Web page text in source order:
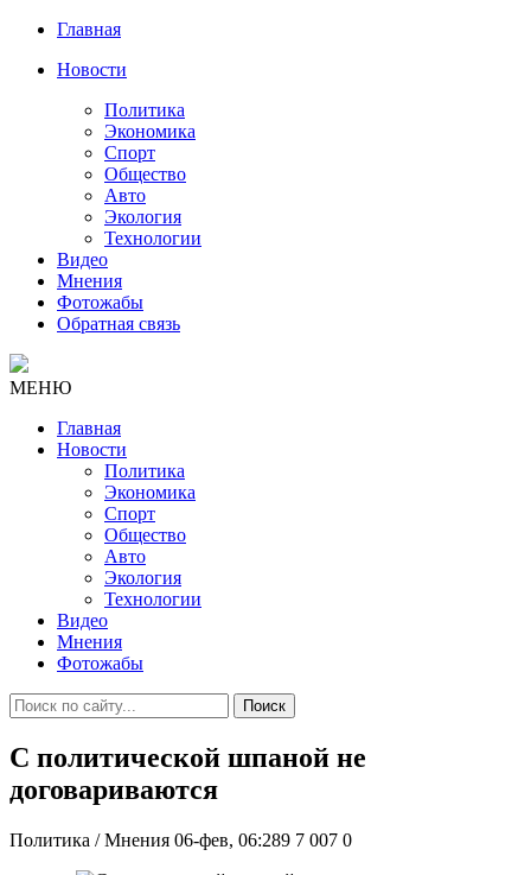
Главная
Новости
Политика
Экономика
Спорт
Общество
Авто
Экология
Технологии
Видео
Мнения
Фотожабы
Обратная связь
МЕНЮ
Главная
Новости
Политика
Экономика
Спорт
Общество
Авто
Экология
Технологии
Видео
Мнения
Фотожабы
Поиск
С политической шпаной не
договариваются
Политика / Мнения 06-фев, 06:289 7 007 0